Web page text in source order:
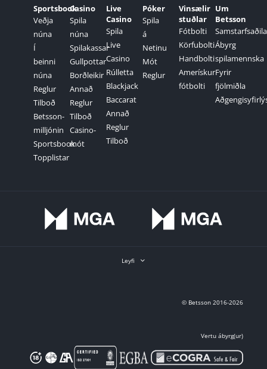
Sportsbook
Veðja
núna
Í
beinni
núna
Reglur
Tilboð
Betsson-
milljónin
Sportsbook
Topplistar
Casino
Spila
núna
Spilakassar
Gullpottar
Borðleikir
Annað
Reglur
Tilboð
Casino-
mót
Live
Casino
Spila
Live
Casino
Rúlletta
Blackjack
Baccarat
Annað
Reglur
Tilboð
Póker
Spila
á
Netinu
Mót
Reglur
Vinsælir
stuðlar
Fótbolti
Körfubolti
Handbolti
Amerískur
fótbolti
Um
Betsson
Ábyrg
spilamennska
Fyrir
fjölmiðla
Leyfi
© Betsson 2016-2026
Vertu ábyrg(ur)